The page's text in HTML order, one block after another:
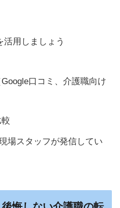
用しましょう
口コミ、介護職向け
場スタッフが発信してい